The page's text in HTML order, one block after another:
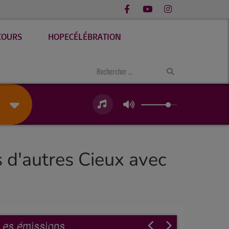
HOPECÉLÉBRATION
Cieux avec